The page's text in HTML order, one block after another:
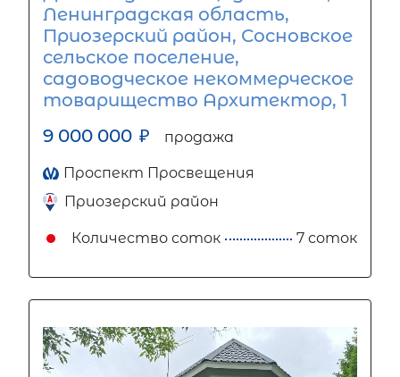
Ленинградская область,
Приозерский район, Сосновское
сельское поселение,
садоводческое некоммерческое
товарищество Архитектор, 1
9 000 000 ₽ продажа
Проспект Просвещения
Приозерский район
Количество соток 7 соток